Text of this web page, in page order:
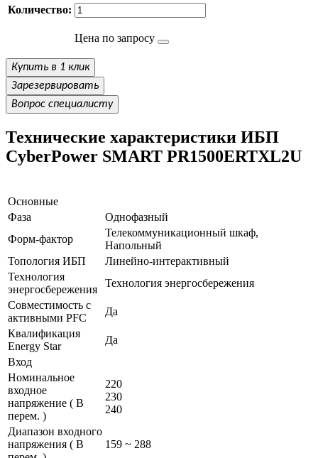
Количество:
Цена по запросу
Купить в 1 клик
Зарезервировать
Вопрос специалисту
Технические характеристики ИБП
CyberPower SMART PR1500ERTXL2U
Основные
Фаза
Однофазный
Форм-фактор
Телекоммуникационный шкаф,
Напольный
Топология ИБП
Линейно-интерактивный
Технология
энергосбережения
Технология энергосбережения
Совместимость с
активными PFC
Да
Квалификация
Energy Star
Да
Вход
Номинальное
входное
напряжение ( В
перем. )
220
230
240
Диапазон входного
напряжения ( В
159 ~ 288